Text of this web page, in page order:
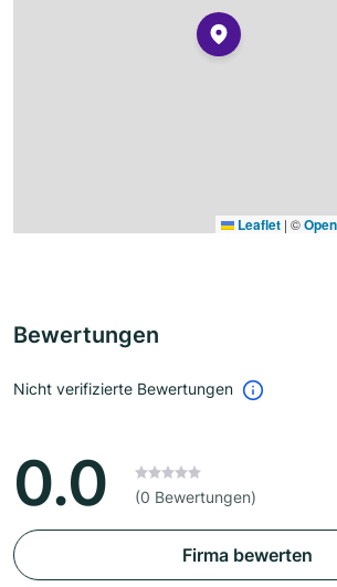
Leaflet | ©
Bewertungen
Nicht verifizierte Bewertungen
0.0 (0 Bewertungen)
Firma bewerten